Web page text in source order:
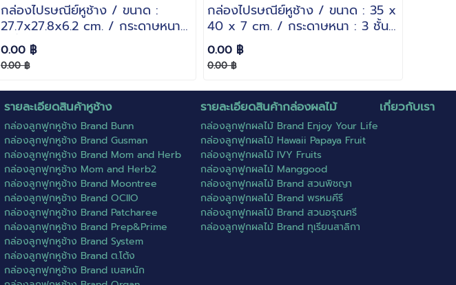
กล่องไปรษณีย์หูช้าง / ขนาด :
27.7x27.8x6.2 cm. / กระดาษหนา :
3 ชั้นลอน B
0.00 ฿
0.00 ฿
กล่องไปรษณีย์หูช้าง / ขนาด : 35 x
40 x 7 cm. / กระดาษหนา : 3 ชั้น
ลอน B
0.00 ฿
0.00 ฿
รายละเอียดสินค้าหูช้าง
กล่องลูกฟูกหูช้าง Brand Bunn
กล่องลูกฟูกหูช้าง Brand Gusman
กล่องลูกฟูกหูช้าง Brand Mom and Herb
กล่องลูกฟูกหูช้าง Mom and Herb2
กล่องลูกฟูกหูช้าง Brand Moontree
กล่องลูกฟูกหูช้าง Brand OCIIO
กล่องลูกฟูกหูช้าง Brand Patcharee
กล่องลูกฟูกหูช้าง Brand Prep&Prime
กล่องลูกฟูกหูช้าง Brand System
กล่องลูกฟูกหูช้าง Brand ต.โต้ง
กล่องลูกฟูกหูช้าง Brand เบสหนัก
รายละเอียดสินค้ากล่องผลไม้
กล่องลูกฟูกผลไม้ Brand Enjoy Your Life
กล่องลูกฟูกผลไม้ Hawaii Papaya Fruit
กล่องลูกฟูกผลไม้ IVY Fruits
กล่องลูกฟูกผลไม้ Manggood
กล่องลูกฟูกผลไม้ Brand สวนพิชญา
กล่องลูกฟูกผลไม้ Brand พรหมคีรี
กล่องลูกฟูกผลไม้ Brand สวนอรุณศรี
กล่องลูกฟูกผลไม้ Brand ทุเรียนสาลิกา
เกี่ยวกับเรา